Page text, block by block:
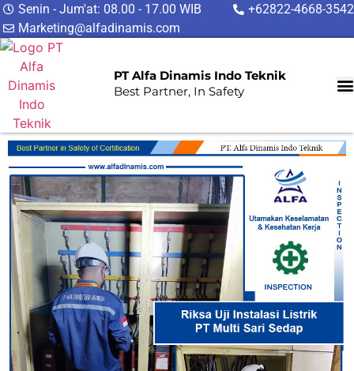
Senin - Jum'at: 08.00 - 17.00 WIB
+62822-4668-3542
Marketing@alfadinamis.com
PT Alfa Dinamis Indo Teknik
Best Partner, In Safety